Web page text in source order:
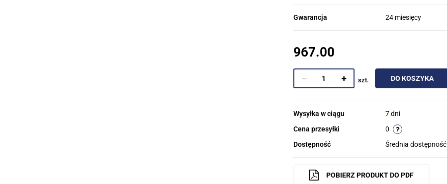
Gwarancja 24 miesięcy
967.00
szt. DO KOSZYKA
Wysyłka w ciągu
7 dni
Cena przesyłki
0
Dostępność
Średnia dostępność
POBIERZ PRODUKT DO PDF